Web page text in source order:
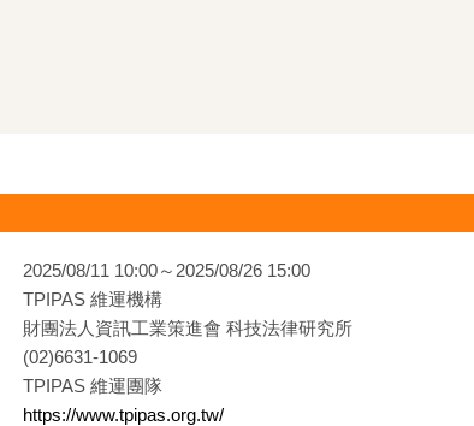
2025/08/11 10:00～2025/08/26 15:00
TPIPAS 維運機構
財團法人資訊工業策進會 科技法律研究所
(02)6631-1069
TPIPAS 維運團隊
https://www.tpipas.org.tw/